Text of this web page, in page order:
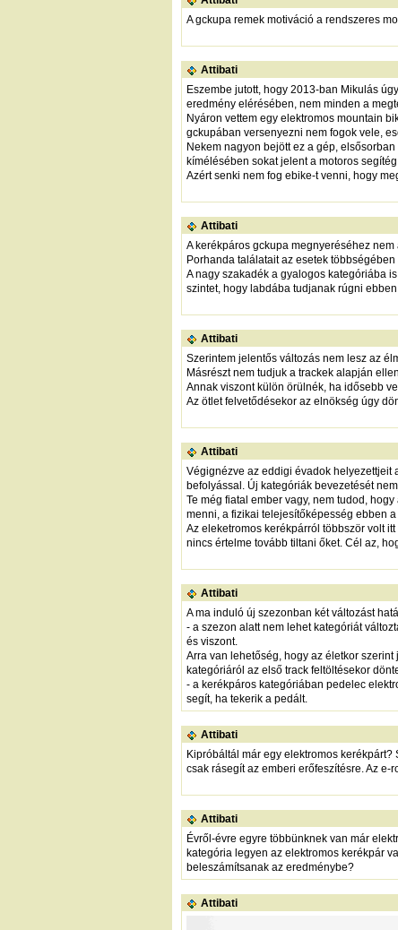
A gckupa remek motiváció a rendszeres
Attibati
Eszembe jutott, hogy 2013-ban Mikulás
eredmény elérésében, nem minden a
Nyáron vettem egy elektromos mountain
gckupában versenyezni nem fogok vele,
Nekem nagyon bejött ez a gép,
kímélésében sokat jelent a motoros
Azért senki nem fog ebike-t venni, hogy
Attibati
A kerékpáros gckupa megnyeréséhez
Porhanda találatait az esetek
A nagy szakadék a gyalogos kategóriába
szintet, hogy labdába tudjanak rúgni
Attibati
Szerintem jelentős változás nem lesz az
Másrészt nem tudjuk a trackek alapján
Annak viszont külön örülnék, ha idősebb
Az ötlet felvetődésekor az elnökség úgy
Attibati
Végignézve az eddigi évadok helyezettjeit
befolyással. Új kategóriák bevezetését
Te még fiatal ember vagy, nem tudod,
menni, a fizikai telejesítőképesség ebben
Az eleketromos kerékpárról többször volt
nincs értelme tovább tiltani őket. Cél az,
Attibati
A ma induló új szezonban két változást
- a szezon alatt nem lehet kategóriát
és viszont.
Arra van lehetőség, hogy az életkor
kategóriáról az első track feltöltésekor
- a kerékpáros kategóriában pedelec
segít, ha tekerik a pedált.
Attibati
Kipróbáltál már egy elektromos
csak rásegít az emberi erőfeszítésre. Az
Attibati
Évről-évre egyre többünknek van már
kategória legyen az elektromos kerékpár
beleszámítsanak az eredménybe?
Attibati